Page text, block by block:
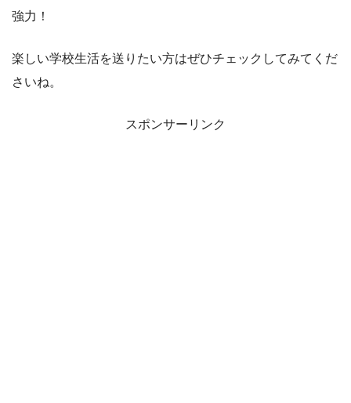
強力！
楽しい学校生活を送りたい方はぜひチェックしてみてくだ
さいね。
スポンサーリンク